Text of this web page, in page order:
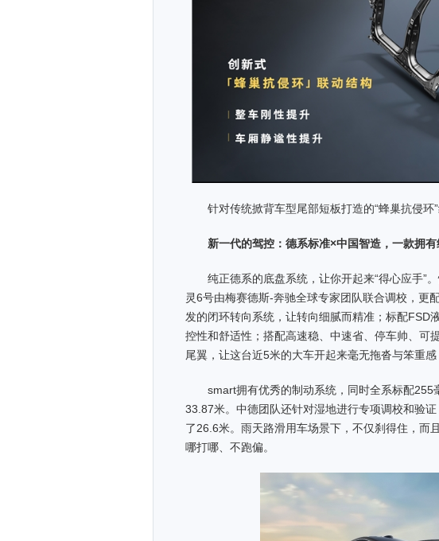
针对传统掀背车型尾部短板打造的“蜂巢抗侵环
新一代的驾控：德系标准×中国智造，一款拥
纯正德系的底盘系统，让你开起来“得心应手”
灵6号由梅赛德斯-奔驰全球专家团队联合调校，更
发的闭环转向系统，让转向细腻而精准；标配FSD
控性和舒适性；搭配高速稳、中速省、停车帅、可
尾翼，让这台近5米的大车开起来毫无拖沓与笨重感
smart拥有优秀的制动系统，同时全系标配255
33.87米。中德团队还针对湿地进行专项调校和验
了26.6米。雨天路滑用车场景下，不仅刹得住，而
哪打哪、不跑偏。